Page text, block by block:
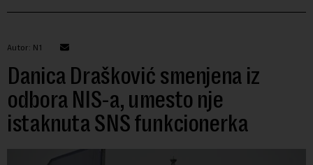
Autor: N1
Danica Drašković smenjena iz
odbora NIS-a, umesto nje
istaknuta SNS funkcionerka